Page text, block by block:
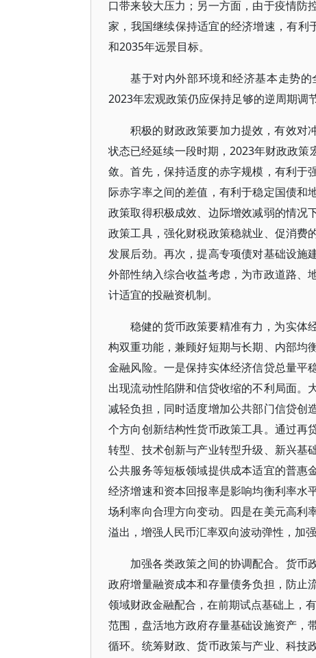
口带来较大压力；另一方面，由于疫情防
家，我国继续保持适宜的经济增速，有利
和2035年远景目标。
基于对内外部环境和经济基本走势
2023年宏观政策仍应保持足够的逆周期调
积极的财政政策要加力提效，有效对
状态已经延续一段时期，2023年财政政
敛。首先，保持适度的赤字规模，有利于
际赤字率之间的差值，有利于稳定国债和
政策取得积极成效、边际增效减弱的情况
政策工具，强化财税政策稳就业、促消费
发展后劲。再次，提高专项债对基础设施
外部性纳入综合收益考虑，为市政道路、
计适宜的投融资机制。
稳健的货币政策要精准有力，为实体
构双重功能，兼顾好短期与长期、内部均
金融风险。一是保持实体经济信贷总量平
出现流动性陷阱和信贷收缩的不利局面。
减轻负担，同时适度增加公共部门信贷创
个方向创新结构性货币政策工具。通过再
转型、技术创新与产业转型升级、新兴基
公共服务等短板领域提供成本适宜的普惠
经济增速和资本回报率是影响均衡利率水
场利率向合理方向变动。四是在美元高利
溢出，增强人民币汇率双向波动弹性，加
加强各类政策之间的协调配合。货币
政府增量融资成本和存量债务负担，防止
领域财政金融配合，在前期试点基础上，
范围，盘活地方政府存量基础设施资产，
循环。统筹财政、货币政策与产业、科技